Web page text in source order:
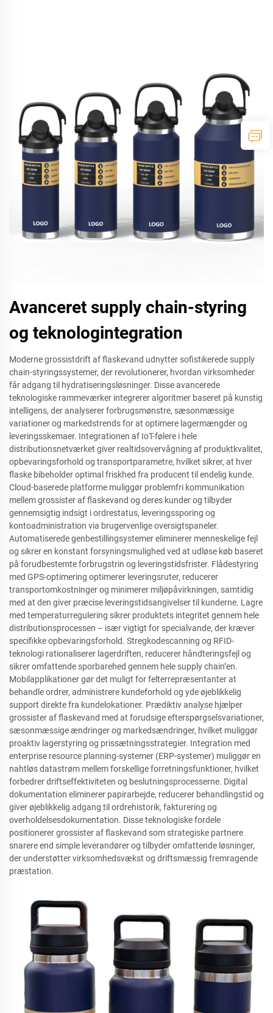
Avanceret supply chain-styring
og teknologintegration
Moderne grossistdrift af flaskevand udnytter sofistikerede supply
chain-styringssystemer, der revolutionerer, hvordan virksomheder
får adgang til hydratiseringsløsninger. Disse avancerede
teknologiske rammeværker integrerer algoritmer baseret på kunstig
intelligens, der analyserer forbrugsmønstre, sæsonmæssige
variationer og markedstrends for at optimere lagermængder og
leveringsskemaer. Integrationen af IoT-følere i hele
distributionsnetværket giver realtidsovervågning af produktkvalitet,
opbevaringsforhold og transportparametre, hvilket sikrer, at hver
flaske bibeholder optimal friskhed fra producent til endelig kunde.
Cloud-baserede platforme muliggør problemfri kommunikation
mellem grossister af flaskevand og deres kunder og tilbyder
gennemsigtig indsigt i ordrestatus, leveringssporing og
kontoadministration via brugervenlige oversigtspaneler.
Automatiserede genbestillingsystemer eliminerer menneskelige fejl
og sikrer en konstant forsyningsmulighed ved at udløse køb baseret
på forudbestemte forbrugstrin og leveringstidsfrister. Flådestyring
med GPS-optimering optimerer leveringsruter, reducerer
transportomkostninger og minimerer miljøpåvirkningen, samtidig
med at den giver præcise leveringstidsangivelser til kunderne. Lagre
med temperaturregulering sikrer produktets integritet gennem hele
distributionsprocessen – især vigtigt for specialvande, der kræver
specifikke opbevaringsforhold. Stregkodescanning og RFID-
teknologi rationaliserer lagerdriften, reducerer håndteringsfejl og
sikrer omfattende sporbarehed gennem hele supply chain’en.
Mobilapplikationer gør det muligt for felterrepræsentanter at
behandle ordrer, administrere kundeforhold og yde øjeblikkelig
support direkte fra kundelokationer. Prædiktiv analyse hjælper
grossister af flaskevand med at forudsige efterspørgselsvariationer,
sæsonmæssige ændringer og markedsændringer, hvilket muliggør
proaktiv lagerstyring og prissætningsstrategier. Integration med
enterprise resource planning-systemer (ERP-systemer) muliggør en
nahtløs datastrøm mellem forskellige forretningsfunktioner, hvilket
forbedrer driftseffektiviteten og beslutningsprocesserne. Digital
dokumentation eliminerer papirarbejde, reducerer behandlingstid og
giver øjeblikkelig adgang til ordrehistorik, fakturering og
overholdelsesdokumentation. Disse teknologiske fordele
positionerer grossister af flaskevand som strategiske partnere
snarere end simple leverandører og tilbyder omfattende løsninger,
der understøtter virksomhedsvækst og driftsmæssig fremragende
præstation.